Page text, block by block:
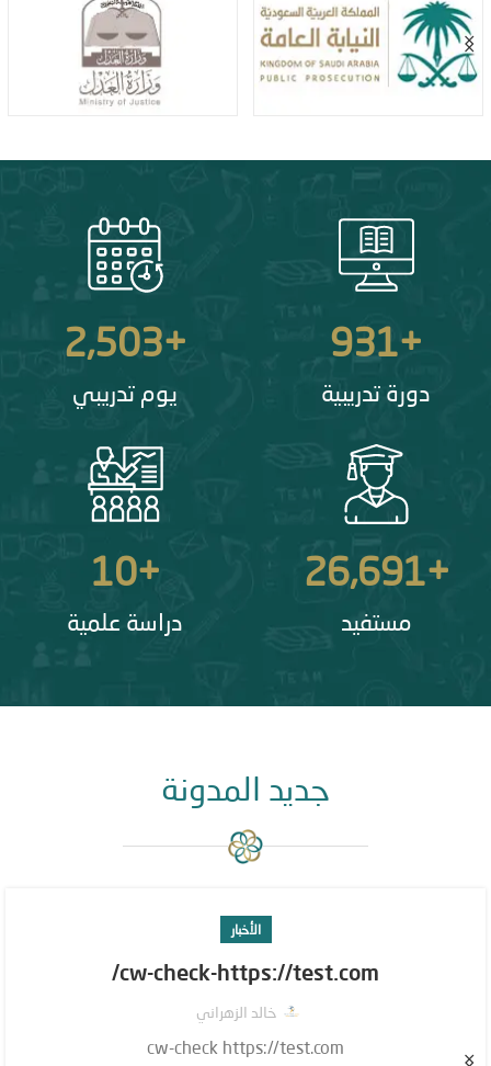
دورة تدريبية
+
931
يوم تدريبي
+
2,503
مستفيد
+
26,691
دراسة علمية
+
10
جديد المدونة
الأخبار
cw-check-https://test.com/
خالد الزهراني
cw-check https://test.com